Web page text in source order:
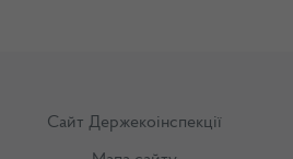
Сайт Держекоінспекції